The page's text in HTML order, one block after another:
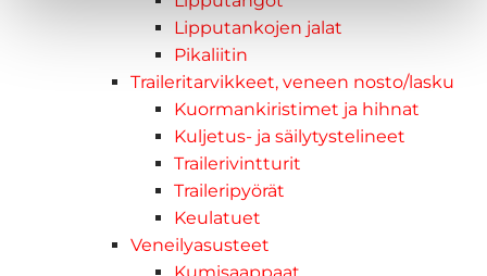
Lipputankojen jalat
Pikaliitin
Traileritarvikkeet, veneen nosto/lasku
Kuormankiristimet ja hihnat
Kuljetus- ja säilytystelineet
Trailerivintturit
Traileripyörät
Keulatuet
Veneilyasusteet